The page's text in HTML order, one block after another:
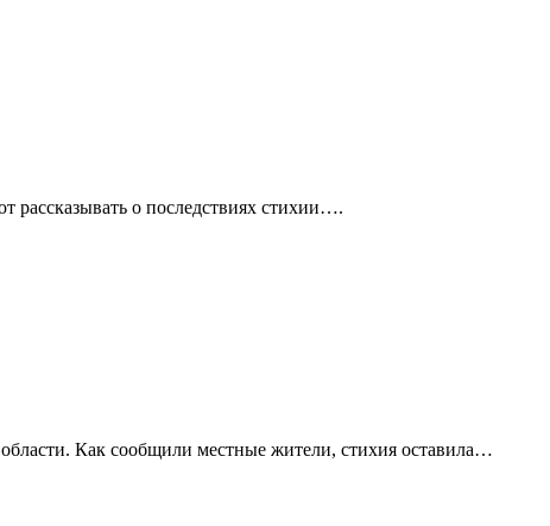
рассказывать о последствиях стихии….
Как сообщили местные жители, стихия оставила…